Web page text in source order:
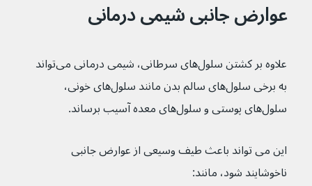
عوارض جانبی شیمی درمانی
علاوه بر کشتن سلول‌های سرطانی، شیمی درمانی می‌تواند
به برخی سلول‌های سالم بدن مانند سلول‌های خونی،
سلول‌های پوستی و سلول‌های معده آسیب برساند.
این می تواند باعث طیف وسیعی از عوارض جانبی
ناخوشایند شود، مانند: